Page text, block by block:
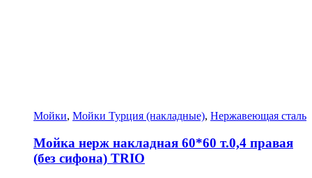
Мойки, Мойки Турция (накладные), Нержавеющая сталь
Мойка нерж накладная 60*60 т.0,4 правая
(без сифона) TRIO